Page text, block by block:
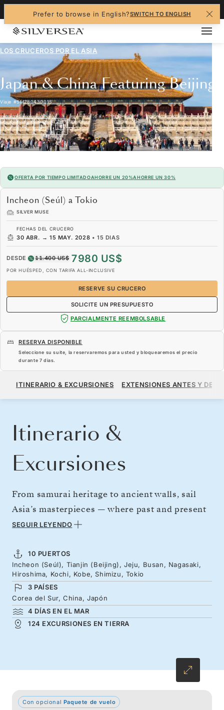
Prefer to browse in English?SWITCH TO ENGLISH
LOS CRUCEROS POR EL ASIA
Japan & China Featuring Beijing
Viaje #SM280430015
OFERTA POR TIEMPO LIMITADOAHORRE UN 20%AHORRE UN 30%
Incheon (Seúl) a Tokio
SILVER MUSE
FECHAS DEL CRUCERO
30 ABR. → 15 MAY. 2028 •15 DIAS
DESDE 11.400 US$ 7980 US$
POR HUÉSPED, CON TARIFA ALL-INCLUSIVE
RESERVE SU CRUCERO
SOLICITE UN PRESUPUESTO
PARCIALMENTE REEMBOLSABLE
RESERVA DISPONIBLE
Seleccione su suite, la reservaremos para usted y bloquearemos el precio
durante 7 dias.
7980 US$
ITINERARIO & EXCURSIONES EXTENSIONES ANTES Y
Itinerario &
Excursiones
From samurai heritage to ancient walls, sail
Asia’s masterpieces — where past and present
combine. Journey from Beijing’s imperial
to Japan for a full sweep of cultural treasures
— from Nagasaki and Hiroshima’s poignant
pasts and peaceful gardens to an extended stay
in Kobe, with Kyoto and Osaka nearby. Admire
Mount Fuji, before your finale in Tokyo, where
centuries-old shrines stand beside a futuristic
SEGUIR LEYENDO
10 PUERTOS
Incheon (Seúl), Tianjin (Beijing), Jeju, Busan, Nagasaki,
Hiroshima, Kochi, Kobe, Shimizu, Tokio
3 PAÍSES
Corea del Sur, China, Japón
4 DÍAS EN EL MAR
124 EXCURSIONES EN TIERRA
Con opcional Paquete de vuelo